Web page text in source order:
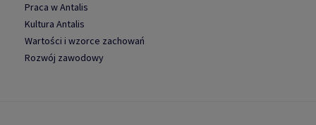
Praca w Antalis
Kultura Antalis
Wartości i wzorce zachowań
Rozwój zawodowy